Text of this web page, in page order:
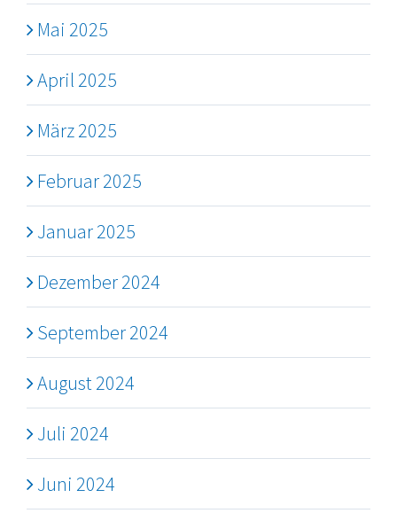
Mai 2025
April 2025
März 2025
Februar 2025
Januar 2025
Dezember 2024
September 2024
August 2024
Juli 2024
Juni 2024